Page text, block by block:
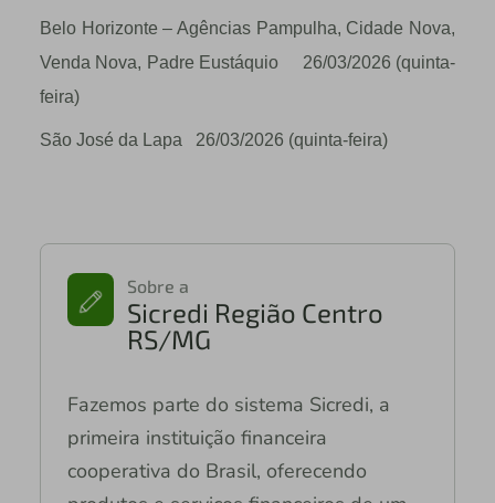
Belo Horizonte – Agências Pampulha, Cidade Nova,
Venda Nova, Padre Eustáquio 26/03/2026 (quinta-
feira)
São José da Lapa 26/03/2026 (quinta-feira)
Sobre a
Sicredi Região Centro
RS/MG
Fazemos parte do sistema Sicredi, a
primeira instituição financeira
cooperativa do Brasil, oferecendo